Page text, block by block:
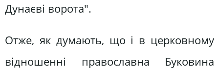
Дунаєві ворота".
Отже, як думають, що і в церковному
відношенні православна Буковина